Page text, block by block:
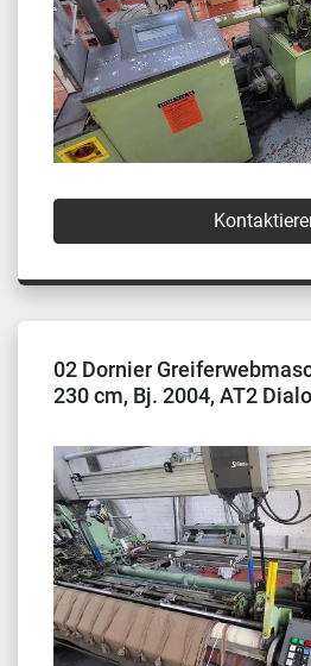
02 Dornier
230 cm, Bj. 2004, AT2